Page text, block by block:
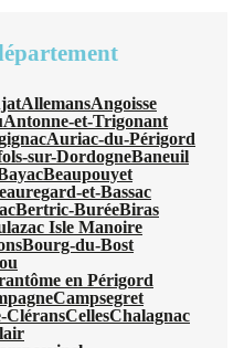
AllemansAngoisse
Antonne-et-Trigonant
Auriac-du-Périgord
sur-DordogneBaneuil
Beaupouyet
et-Bassac
Bertric-BuréeBiras
Isle Manoire
Bourg-du-Bost
en Périgord
Campsegret
CléransCellesChalagnac